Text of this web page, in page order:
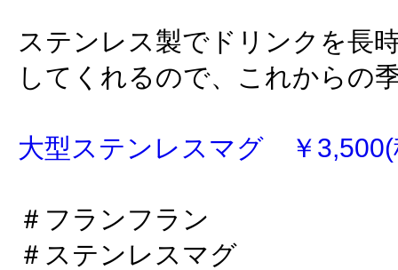
ステンレス製でドリンクを長
してくれるので、これからの
大型ステンレスマグ ￥3,500(
＃フランフラン
＃ステンレスマグ